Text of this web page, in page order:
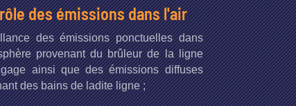
des émissions dans l'air
des émissions ponctuelles dans
provenant du brûleur de la ligne
ainsi que des émissions diffuses
des bains de ladite ligne ;